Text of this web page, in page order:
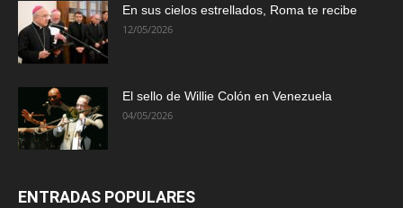
En sus cielos estrellados, Roma te recibe
12/05/2026
El sello de Willie Colón en Venezuela
04/05/2026
ENTRADAS POPULARES